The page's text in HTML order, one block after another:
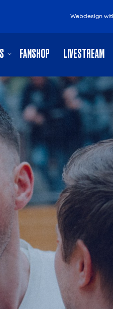
Webdesign
FANSHOP LIVESTREAM